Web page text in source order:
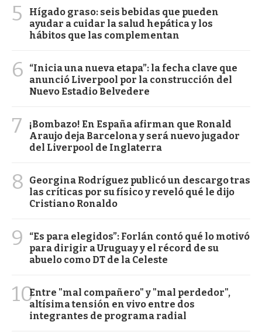
5
Hígado graso: seis bebidas que pueden
ayudar a cuidar la salud hepática y los
hábitos que las complementan
6
“Inicia una nueva etapa”: la fecha clave que
anunció Liverpool por la construcción del
Nuevo Estadio Belvedere
7
¡Bombazo! En España afirman que Ronald
Araujo deja Barcelona y será nuevo jugador
del Liverpool de Inglaterra
8
Georgina Rodríguez publicó un descargo tras
las críticas por su físico y reveló qué le dijo
Cristiano Ronaldo
9
“Es para elegidos”: Forlán contó qué lo motivó
para dirigir a Uruguay y el récord de su
abuelo como DT de la Celeste
10Entre "mal compañero" y "mal perdedor",
altísima tensión en vivo entre dos
integrantes de programa radial